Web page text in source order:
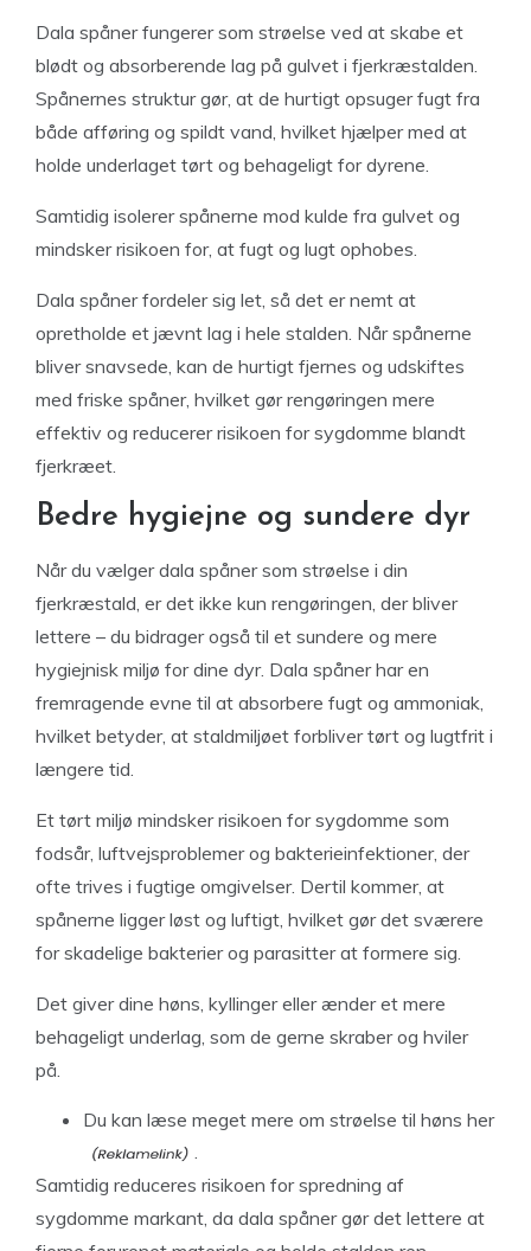
Dala spåner fungerer som strøelse ved at skabe et
blødt og absorberende lag på gulvet i fjerkræstalden.
Spånernes struktur gør, at de hurtigt opsuger fugt fra
både afføring og spildt vand, hvilket hjælper med at
holde underlaget tørt og behageligt for dyrene.
Samtidig isolerer spånerne mod kulde fra gulvet og
mindsker risikoen for, at fugt og lugt ophobes.
Dala spåner fordeler sig let, så det er nemt at
opretholde et jævnt lag i hele stalden. Når spånerne
bliver snavsede, kan de hurtigt fjernes og udskiftes
med friske spåner, hvilket gør rengøringen mere
effektiv og reducerer risikoen for sygdomme blandt
fjerkræet.
Bedre hygiejne og sundere dyr
Når du vælger dala spåner som strøelse i din
fjerkræstald, er det ikke kun rengøringen, der bliver
lettere – du bidrager også til et sundere og mere
hygiejnisk miljø for dine dyr. Dala spåner har en
fremragende evne til at absorbere fugt og ammoniak,
hvilket betyder, at staldmiljøet forbliver tørt og lugtfrit i
længere tid.
Et tørt miljø mindsker risikoen for sygdomme som
fodsår, luftvejsproblemer og bakterieinfektioner, der
ofte trives i fugtige omgivelser. Dertil kommer, at
spånerne ligger løst og luftigt, hvilket gør det sværere
for skadelige bakterier og parasitter at formere sig.
Det giver dine høns, kyllinger eller ænder et mere
behageligt underlag, som de gerne skraber og hviler
på.
Du kan læse meget mere om strøelse til høns her
.
Samtidig reduceres risikoen for spredning af
sygdomme markant, da dala spåner gør det lettere at